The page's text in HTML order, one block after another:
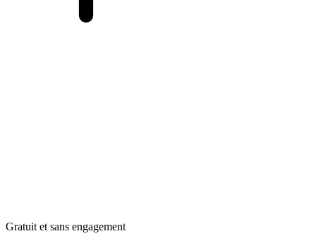
Gratuit et sans engagement